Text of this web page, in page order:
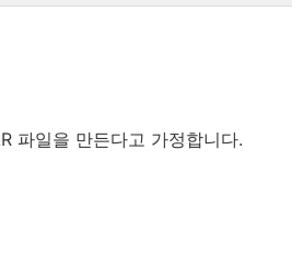
파일을 만든다고 가정합니다.